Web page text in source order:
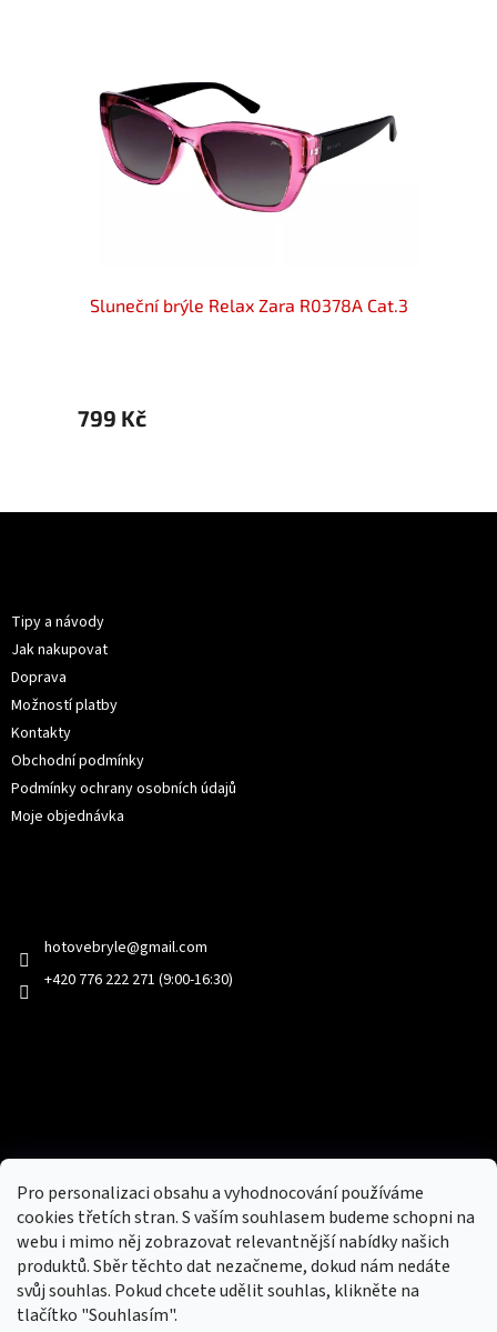
Pro personalizaci obsahu a vyhodnocování používáme
cookies třetích stran. S vaším souhlasem budeme schopni na
webu i mimo něj zobrazovat relevantnější nabídky našich
produktů. Sběr těchto dat nezačneme, dokud nám nedáte
svůj souhlas. Pokud chcete udělit souhlas, klikněte na
tlačítko "Souhlasím".
Sluneční brýle Relax Zara R0378A Cat.3
799 Kč
Tipy a návody
Jak nakupovat
Doprava
Možností platby
Kontakty
Obchodní podmínky
Podmínky ochrany osobních údajů
Moje objednávka
hotovebryle@gmail.com
+420 776 222 271 (9:00-16:30)